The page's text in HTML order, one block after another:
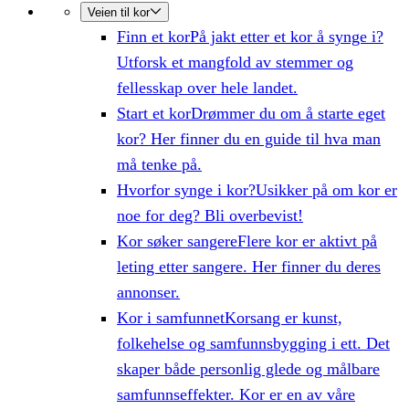
Veien til kor
Finn et korPå jakt etter et kor å synge i?
Utforsk et mangfold av stemmer og
fellesskap over hele landet.
Start et korDrømmer du om å starte eget
kor? Her finner du en guide til hva man
må tenke på.
Hvorfor synge i kor?Usikker på om kor er
noe for deg? Bli overbevist!
Kor søker sangereFlere kor er aktivt på
leting etter sangere. Her finner du deres
annonser.
Kor i samfunnetKorsang er kunst,
folkehelse og samfunnsbygging i ett. Det
skaper både personlig glede og målbare
samfunnseffekter. Kor er en av våre